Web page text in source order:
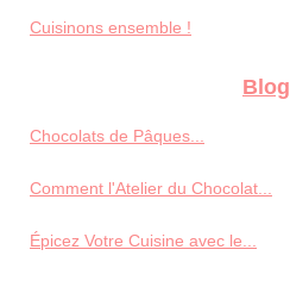
Cuisinons ensemble !
Blog
Chocolats de Pâques...
Comment l'Atelier du Chocolat...
Épicez Votre Cuisine avec le...